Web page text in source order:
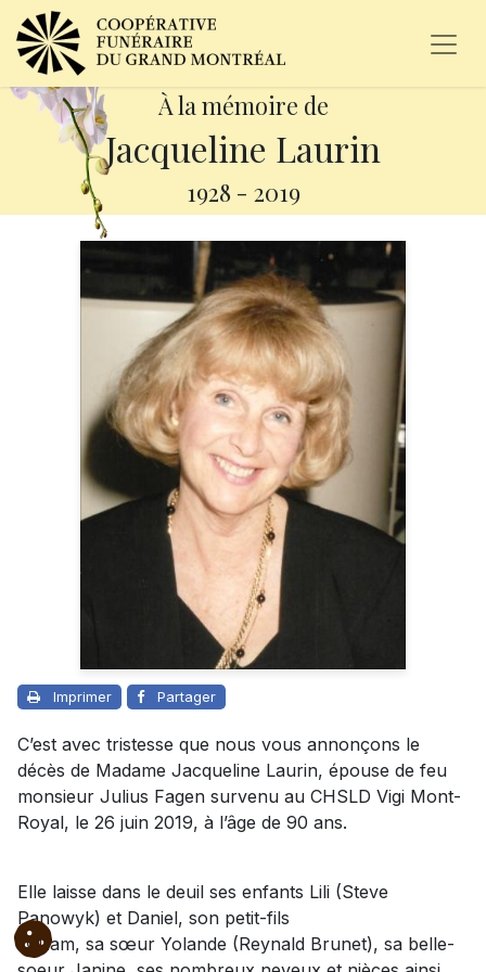
À la mémoire de
Jacqueline Laurin
1928 - 2019
Imprimer Partager
C’est avec tristesse que nous vous annonçons le
décès de Madame Jacqueline Laurin, épouse de feu
monsieur Julius Fagen survenu au CHSLD Vigi Mont-
Royal, le 26 juin 2019, à l’âge de 90 ans.
Elle laisse dans le deuil ses enfants Lili (Steve
Panowyk) et Daniel, son petit-fils
William, sa sœur Yolande (Reynald Brunet), sa belle-